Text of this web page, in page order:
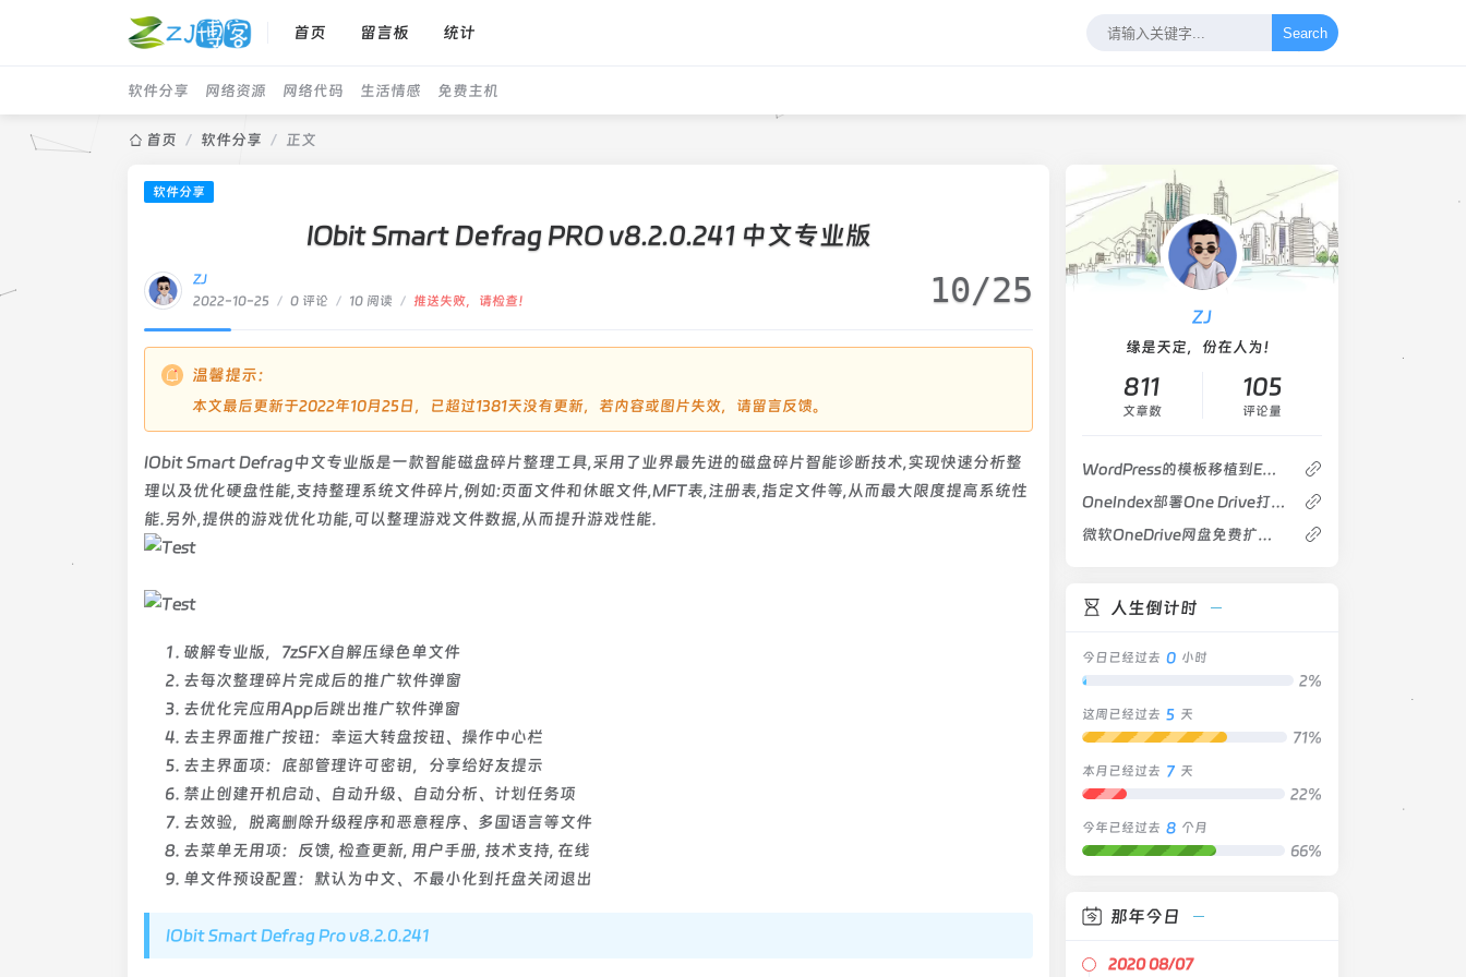
首页 留言板 统计 Search
软件分享 网络资源 网络代码 生活情感 免费主机
首页 / 软件分享 / 正文
软件分享
IObit Smart Defrag PRO v8.2.0.241 中文专业版
ZJ
2022-10-25
/ 0 评论 / 10 阅读 / 推送失败，请检查！ 10/25
温馨提示：
本文最后更新于2022年10月25日，已超过1381天没有更新，若内容或图片失效，请留言反馈。
IObit Smart Defrag中文专业版是一款智能磁盘碎片整理工具,采用了业界最先进的磁盘碎片智能诊断技术,实现快速分析整
理以及优化硬盘性能,支持整理系统文件碎片,例如:页面文件和休眠文件,MFT表,注册表,指定文件等,从而最大限度提高系统性
能.另外,提供的游戏优化功能,可以整理游戏文件数据,从而提升游戏性能.
破解专业版，7zSFX自解压绿色单文件
去每次整理碎片完成后的推广软件弹窗
去优化完应用App后跳出推广软件弹窗
去主界面推广按钮：幸运大转盘按钮、操作中心栏
去主界面项：底部管理许可密钥，分享给好友提示
禁止创建开机启动、自动升级、自动分析、计划任务项
去效验，脱离删除升级程序和恶意程序、多国语言等文件
去菜单无用项：反馈, 检查更新, 用户手册, 技术支持, 在线
单文件预设配置：默认为中文、不最小化到托盘关闭退出
IObit Smart Defrag Pro v8.2.0.241
ZJ
缘是天定，份在人为！
811
文章数
105
评论量
WordPress的模板移植到EMlog教程
OneIndex部署One Drive打造专属分享型网盘
微软OneDrive网盘免费扩容到25T存储空间
人生倒计时
今日已经过去 0 小时
2%
这周已经过去 5 天
71%
本月已经过去 7 天
22%
今年已经过去 8 个月
66%
那年今日
2020 08/07